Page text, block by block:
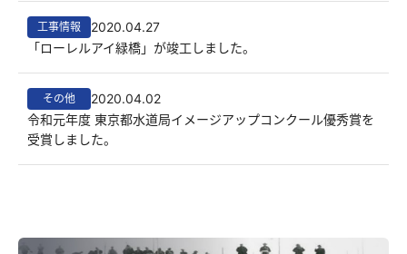
工事情報
2020.04.27
「ローレルアイ緑橋」が竣工しました。
その他
2020.04.02
令和元年度 東京都水道局イメージアップコンクール優秀賞を
受賞しました。